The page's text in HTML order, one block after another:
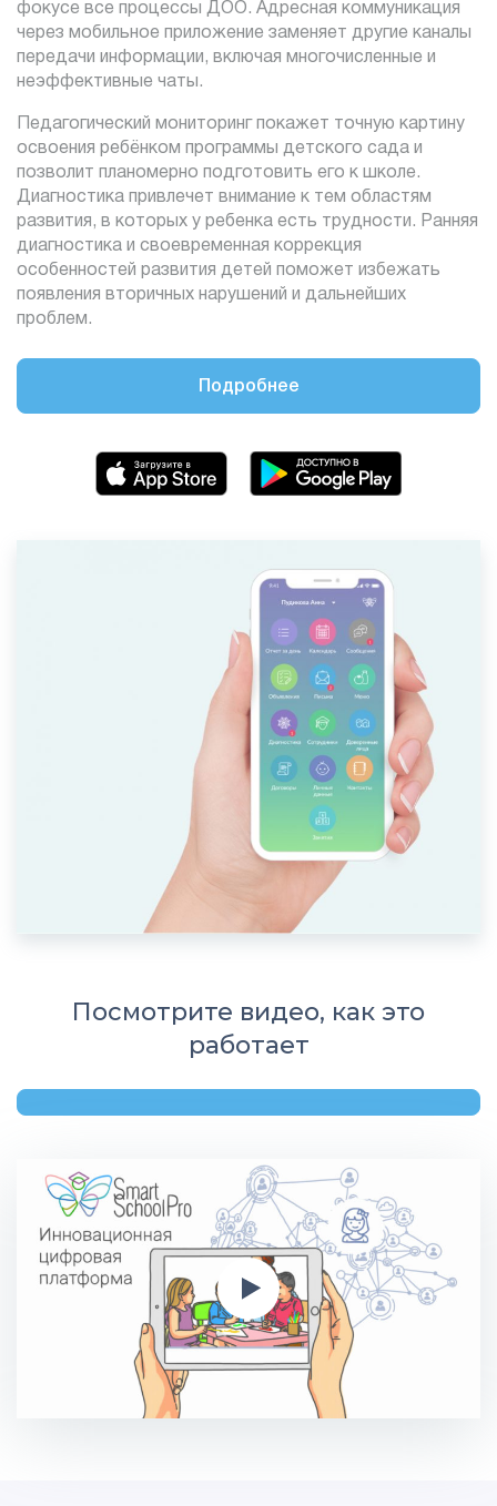
фокусе все процессы ДОО. Адресная коммуникация
через мобильное приложение заменяет другие каналы
передачи информации, включая многочисленные и
неэффективные чаты.
Педагогический мониторинг покажет точную картину
освоения ребёнком программы детского сада и
позволит планомерно подготовить его к школе.
Диагностика привлечет внимание к тем областям
развития, в которых у ребенка есть трудности. Ранняя
диагностика и своевременная коррекция
особенностей развития детей поможет избежать
появления вторичных нарушений и дальнейших
проблем.
Подробнее
Посмотрите видео, как это
работает